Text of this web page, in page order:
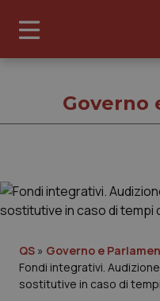
Governo e
Governo
QS » Governo e
Fondi integrativi.
sostitutive in caso di